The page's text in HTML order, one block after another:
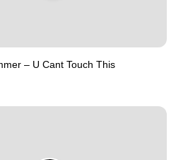
– U Cant Touch This